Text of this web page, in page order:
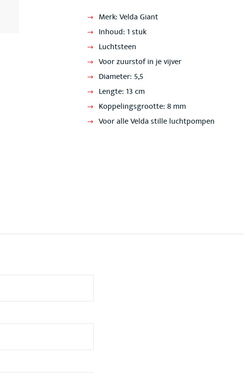
Merk: Velda Giant
Inhoud: 1 stuk
Luchtsteen
Voor zuurstof in je vijver
Diameter: 5,5
Lengte: 13 cm
Koppelingsgrootte: 8 mm
Voor alle Velda stille luchtpompen